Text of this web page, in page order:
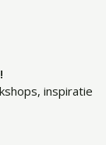
inspiratie